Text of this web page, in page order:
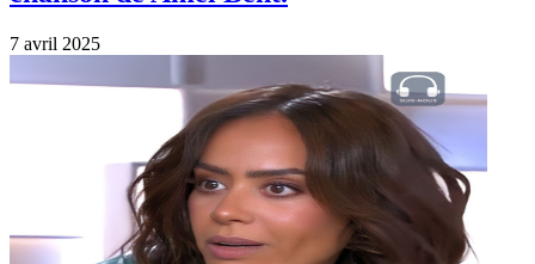
7 avril 2025